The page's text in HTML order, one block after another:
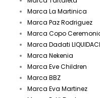
Marca La Martinica
Marca Paz Rodriguez
Marca Copo
Marca Dadati
Marca Nekenia
Marca Eve Children
Marca BBZ
Marca Eva Martinez